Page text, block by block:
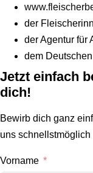
der
der Agentur für
dem
Jetzt einfach
dich!
Bewirb dich ganz
uns schnellstmöglich
Vorname